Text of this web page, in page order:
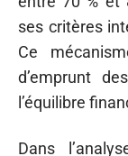
ses critères
Ce
d’emprunt
l’équilibre
Dans